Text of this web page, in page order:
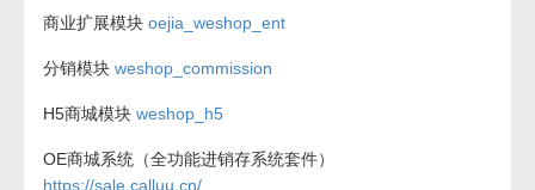
商业扩展模块 oejia_weshop_ent
分销模块 weshop_commission
H5商城模块 weshop_h5
OE商城系统（全功能进销存系统套件）
https://sale.calluu.cn/